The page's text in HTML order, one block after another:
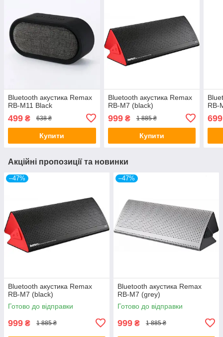
Bluetooth акустика Remax
RB-M11 Black
499 ₴ 638 ₴
Купити
Bluetooth акустика Remax
RB-M7 (black)
999₴ 1 885 ₴
Купити
RB-
699
Акційні пропозиції та новинки
–47%
Bluetooth акустика Remax
RB-M7 (black)
Готово до відправки
999 ₴ 1 885 ₴
–47%
Bluetooth акустика Remax
RB-M7 (grey)
Готово до відправки
999 ₴ 1 885 ₴